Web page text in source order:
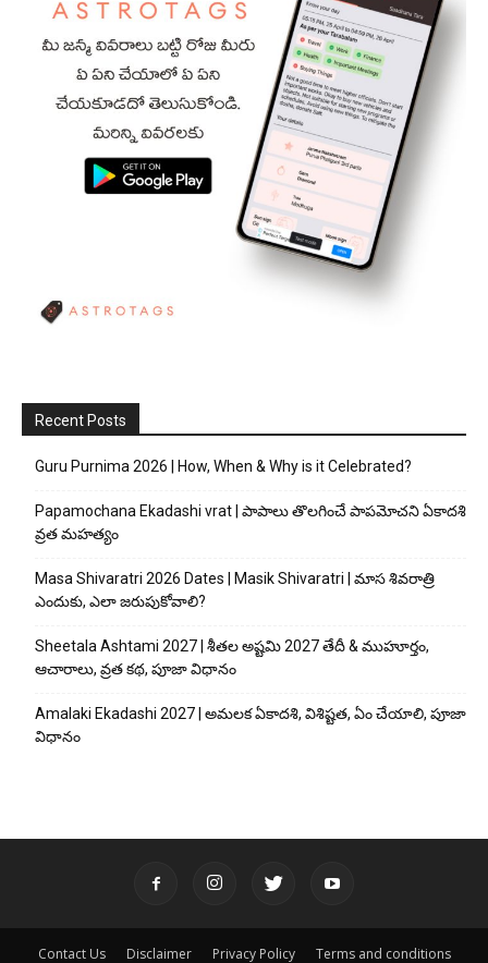
Recent Posts
Guru Purnima 2026 | How, When & Why is it Celebrated?
Papamochana Ekadashi vrat | పాపాలు తొలగించే పాపమోచని ఏకాదశి
వ్రత మహత్యం
Masa Shivaratri 2026 Dates | Masik Shivaratri | మాస శివరాత్రి
ఎందుకు, ఎలా జరుపుకోవాలి?
Sheetala Ashtami 2027 | శీతల అష్టమి 2027 తేదీ & ముహూర్తం,
ఆచారాలు, వ్రత కథ, పూజా విధానం
Amalaki Ekadashi 2027 | అమలక ఏకాదశి, విశిష్టత, ఏం చేయాలి, పూజా
విధానం
Contact Us Disclaimer Privacy Policy Terms and conditions